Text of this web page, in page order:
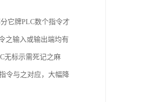
它牌PLC数个指令才
之输入或输出端均有
无标示需死记之麻
令与之对应，大幅降